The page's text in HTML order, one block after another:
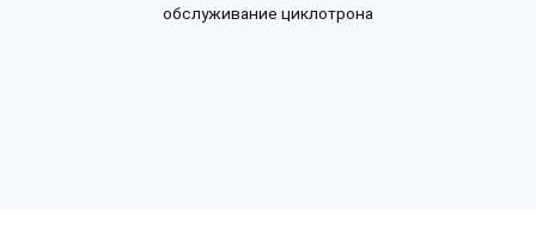
обслуживание циклотрона